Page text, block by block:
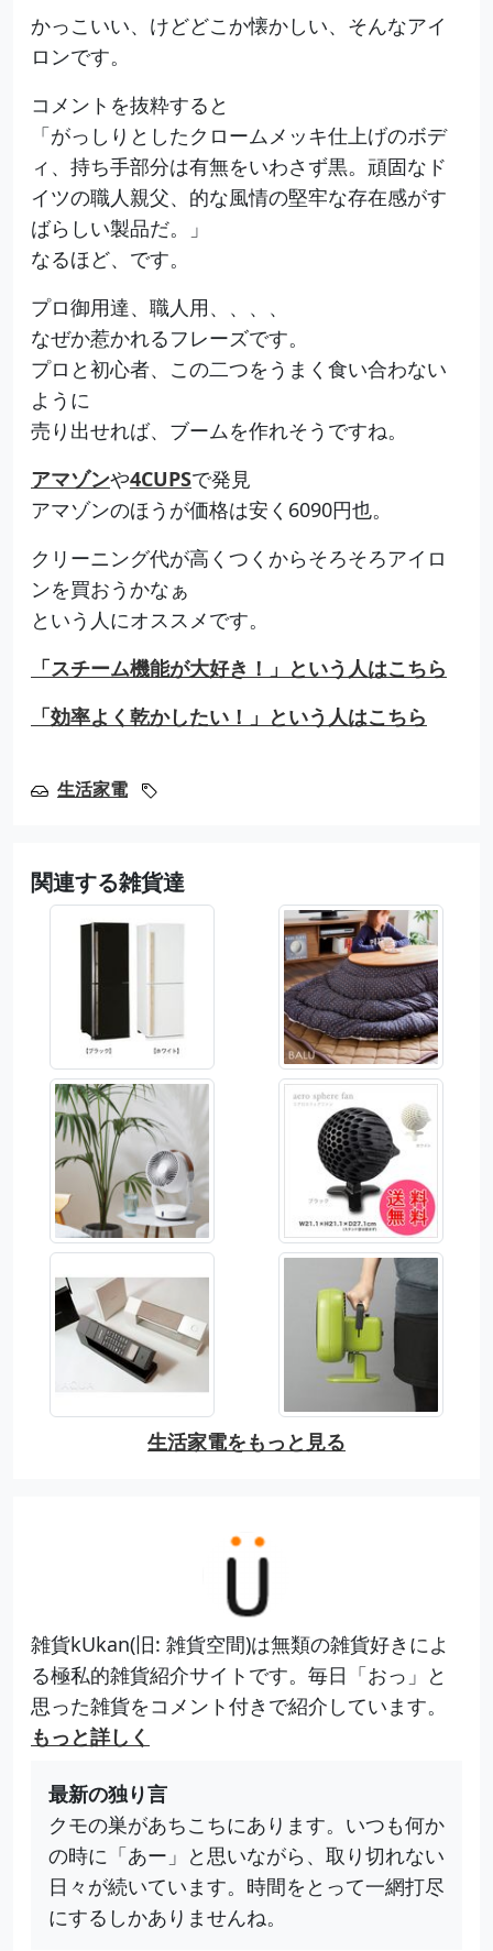
かっこいい、けどどこか懐かしい、そんなアイ
ロンです。
コメントを抜粋すると
「がっしりとしたクロームメッキ仕上げのボデ
ィ、持ち手部分は有無をいわさず黒。頑固なド
イツの職人親父、的な風情の堅牢な存在感がす
ばらしい製品だ。」
なるほど、です。
プロ御用達、職人用、、、、
なぜか惹かれるフレーズです。
プロと初心者、この二つをうまく食い合わない
ように
売り出せれば、ブームを作れそうですね。
アマゾンや4CUPSで発見
アマゾンのほうが価格は安く6090円也。
クリーニング代が高くつくからそろそろアイロ
ンを買おうかなぁ
という人にオススメです。
「スチーム機能が大好き！」という人はこちら
「効率よく乾かしたい！」という人はこちら
生活家電
関連する雑貨達
生活家電をもっと見る
雑貨kUkan(旧: 雑貨空間)は無類の雑貨好きによ
る極私的雑貨紹介サイトです。毎日「おっ」と
思った雑貨をコメント付きで紹介しています。
もっと詳しく
最新の独り言
クモの巣があちこちにあります。いつも何か
の時に「あー」と思いながら、取り切れない
日々が続いています。時間をとって一網打尽
にするしかありませんね。